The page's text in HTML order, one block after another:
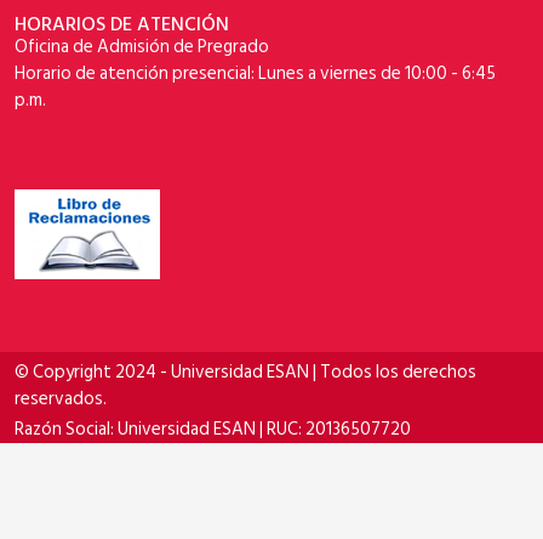
HORARIOS DE ATENCIÓN
Oficina de Admisión de Pregrado
Horario de atención presencial: Lunes a viernes de 10:00 - 6:45
p.m.
© Copyright 2024 - Universidad ESAN | Todos los derechos
reservados.
Razón Social: Universidad ESAN | RUC: 20136507720